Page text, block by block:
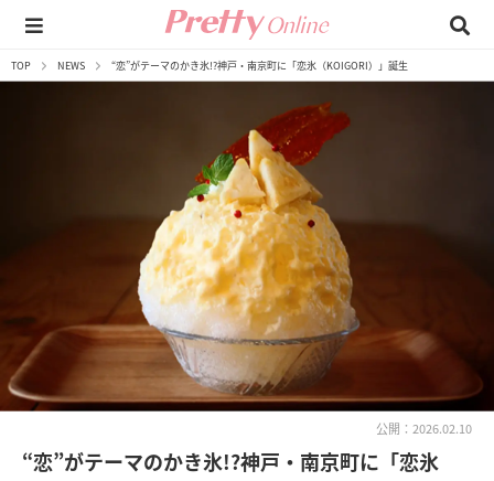
TOP NEWS “恋”がテーマのかき氷!?神戸・南京町に「恋氷（KOIGORI）」誕生
公開：2026.02.10
“恋”がテーマのかき氷!?神戸・南京町に「恋氷